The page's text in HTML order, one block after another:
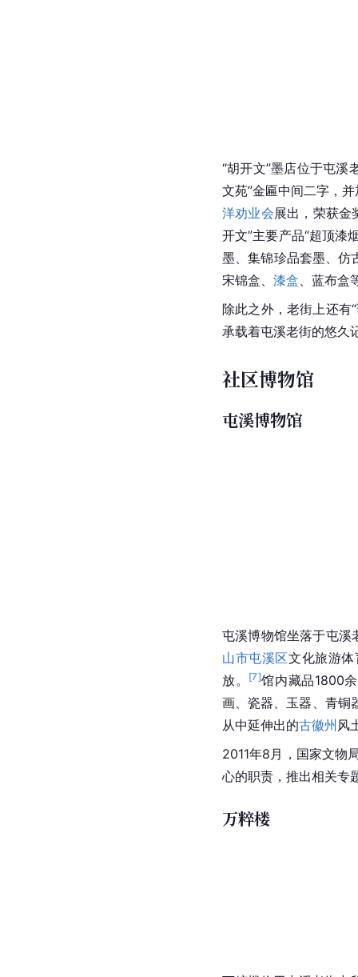
“胡开文”墨店位于屯溪
文苑”金匾中间二字，
洋劝业会展出，荣获金
开文”主要产品“超顶漆
墨、集锦珍品套墨、仿
宋锦盒、 漆盒 、蓝布
除此之外，老街上还有“
承载着屯溪老街的悠久
社区博物馆
屯溪博物馆
屯溪博物馆坐落于屯溪
山市屯溪区文化旅游
放。
[7]馆内藏品1800
画、瓷器、玉器、 青铜
从中延伸出的古徽州 风
2011年8月，国家文物
心的职责，推出相关专
万粹楼